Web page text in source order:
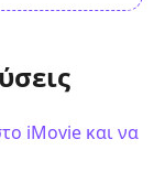
iMovie και να